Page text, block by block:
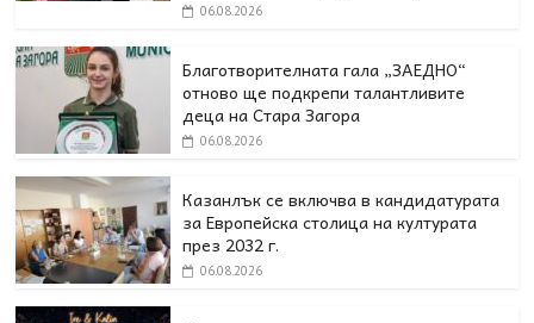
06.08.2026
Благотворителната гала „ЗАЕДНО“
отново ще подкрепи талантливите
деца на Стара Загора
06.08.2026
Казанлък се включва в кандидатурата
за Европейска столица на културата
през 2032 г.
06.08.2026